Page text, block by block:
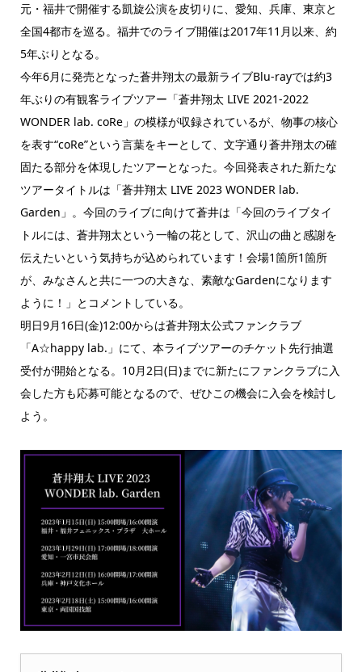
元・福井で開催する凱旋公演を皮切りに、愛知、兵庫、東京と
全国4都市を巡る。福井でのライブ開催は2017年11月以来、約
5年ぶりとなる。
今年6月に発売となった蒼井翔太の最新ライブBlu-rayでは約3
年ぶりの有観客ライブツアー「蒼井翔太 LIVE 2021-2022
WONDER lab. coRe」の模様が収録されているが、物事の核心
を表す“coRe”という言葉をキーとして、文字通り蒼井翔太の確
固たる部分を体現したツアーとなった。今回発表された新たな
ツアータイトルは「蒼井翔太 LIVE 2023 WONDER lab.
Garden」。今回のライブに向けて蒼井は「今回のライブタイ
トルには、蒼井翔太という一輪の花として、沢山の曲と感謝を
伝えたいという気持ちが込められています！会場1箇所1箇所
が、みなさんと共に一つの大きな、素敵なGardenになります
ように！」とコメントしている。
明日9月16日(金)12:00からは蒼井翔太公式ファンクラブ
「A☆happy lab.」にて、本ライブツアーのチケット先行抽選
受付が開始となる。10月2日(日)までに新たにファンクラブに入
会した方も応募可能となるので、ぜひこの機会に入会を検討し
よう。